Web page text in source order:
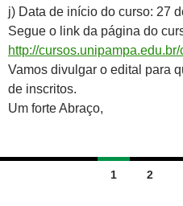
j) Data de início do curso: 27
Segue o link da página do
http://
Vamos divulgar o edital para
de inscritos.
Um forte Abraço,
1 2